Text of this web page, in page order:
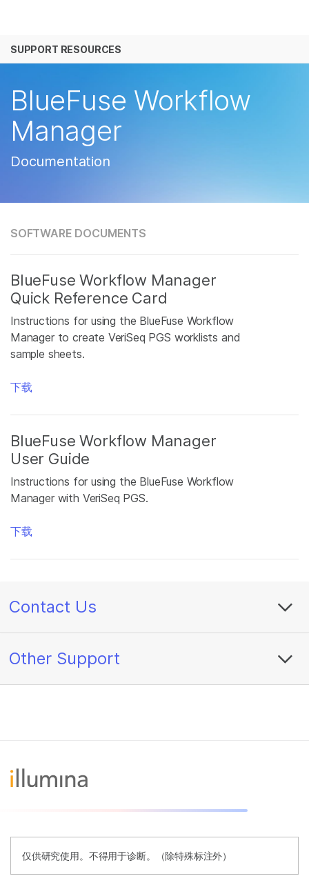
解决方案
公司
SUPPORT RESOURCES
BlueFuse Workflow
Manager
Documentation
SOFTWARE DOCUMENTS
BlueFuse Workflow Manager
Quick Reference Card
Instructions for using the BlueFuse Workflow
Manager to create VeriSeq PGS worklists and
sample sheets.
下载
BlueFuse Workflow Manager
User Guide
Instructions for using the BlueFuse Workflow
Manager with VeriSeq PGS.
下载
Contact Us
Other Support
仅供研究使用。不得用于诊断。（除特殊标注外）
查看更多相关内容。选择您感兴趣的领域:
微生物学
复杂疾病
生殖健康